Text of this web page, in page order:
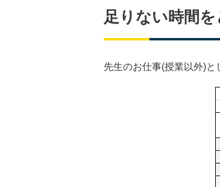
足りない時間
先生のお仕事(授業以外)と